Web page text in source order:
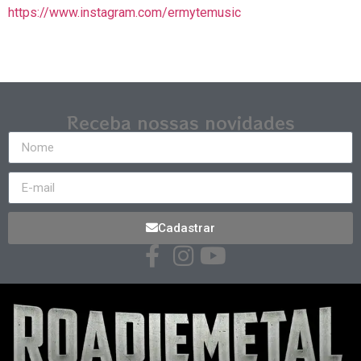
https://www.instagram.com/ermytemusic
Receba nossas novidades
Cadastrar